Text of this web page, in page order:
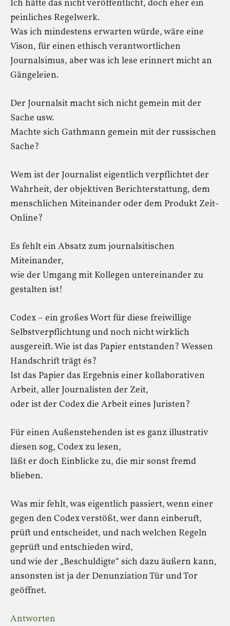
Ich hätte das nicht veröffentlicht, doch eher ein
peinliches Regelwerk.
Was ich mindestens erwarten würde, wäre eine
Vison, für einen ethisch verantwortlichen
Journalsimus, aber was ich lese erinnert micht an
Gängeleien.
Der Journalsit macht sich nicht gemein mit der
Sache usw.
Machte sich Gathmann gemein mit der russischen
Sache?
Wem ist der Journalist eigentlich verpflichtet der
Wahrheit, der objektiven Berichterstattung, dem
menschlichen Miteinander oder dem Produkt Zeit-
Online?
Es fehlt ein Absatz zum journalsitischen
Miteinander,
wie der Umgang mit Kollegen untereinander zu
gestalten ist!
Codex – ein großes Wort für diese freiwillige
Selbstverpflichtung und noch nicht wirklich
ausgereift. Wie ist das Papier entstanden? Wessen
Handschrift trägt és?
Ist das Papier das Ergebnis einer kollaborativen
Arbeit, aller Journalisten der Zeit,
oder ist der Codex die Arbeit eines Juristen?
Für einen Außenstehenden ist es ganz illustrativ
diesen sog, Codex zu lesen,
läßt er doch Einblicke zu, die mir sonst fremd
blieben.
Was mir fehlt, was eigentlich passiert, wenn einer
gegen den Codex verstößt, wer dann einberuft,
prüft und entscheidet, und nach welchen Regeln
geprüft und entschieden wird,
und wie der „Beschuldigte“ sich dazu äußern kann,
ansonsten ist ja der Denunziation Tür und Tor
geöffnet.
Antworten